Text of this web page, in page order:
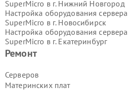
Ремонт
Серверов
Материнских плат
SuperMicro в г. Нижний Новгород
Настройка оборудования сервера
SuperMicro в г. Новосибирск
Настройка оборудования сервера
SuperMicro в г. Екатеринбург
Настройка оборудования сервера
SuperMicro в г.
SuperMicro в г.
Настройка оборудования сервера